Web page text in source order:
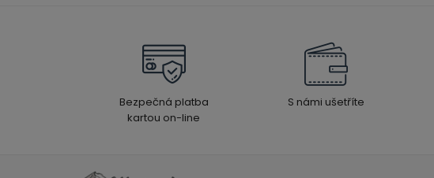
Bezpečná platba
kartou on-line
S námi ušetříte